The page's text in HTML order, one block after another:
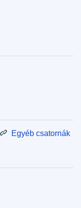
Egyéb csatornák